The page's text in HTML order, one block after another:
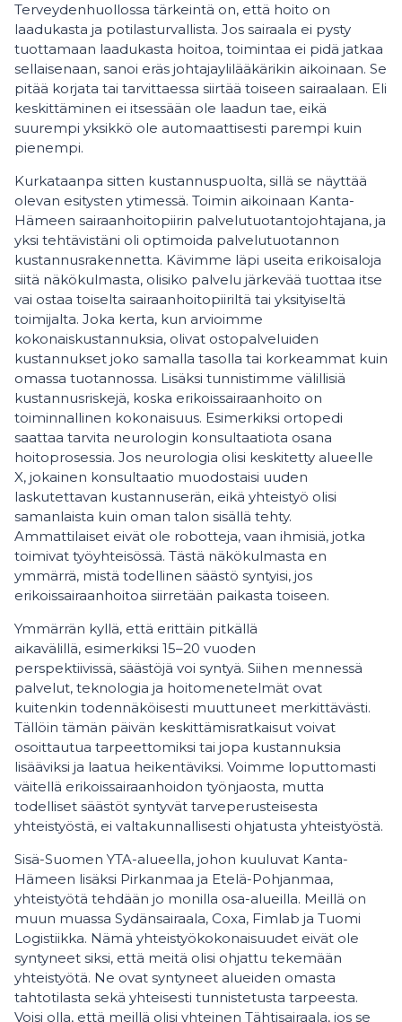
Terveydenhuollossa tärkeintä on, että hoito on
laadukasta ja potilasturvallista. Jos sairaala ei pysty
tuottamaan laadukasta hoitoa, toimintaa ei pidä jatkaa
sellaisenaan, sanoi eräs johtajaylilääkärikin aikoinaan. Se
pitää korjata tai tarvittaessa siirtää toiseen sairaalaan. Eli
keskittäminen ei itsessään ole laadun tae, eikä
suurempi yksikkö ole automaattisesti parempi kuin
pienempi.
Kurkataanpa sitten kustannuspuolta, sillä se näyttää
olevan esitysten ytimessä. Toimin aikoinaan Kanta-
Hämeen sairaanhoitopiirin palvelutuotantojohtajana, ja
yksi tehtävistäni oli optimoida palvelutuotannon
kustannusrakennetta. Kävimme läpi useita erikoisaloja
siitä näkökulmasta, olisiko palvelu järkevää tuottaa itse
vai ostaa toiselta sairaanhoitopiiriltä tai yksityiseltä
toimijalta. Joka kerta, kun arvioimme
kokonaiskustannuksia, olivat ostopalveluiden
kustannukset joko samalla tasolla tai korkeammat kuin
omassa tuotannossa. Lisäksi tunnistimme välillisiä
kustannusriskejä, koska erikoissairaanhoito on
toiminnallinen kokonaisuus. Esimerkiksi ortopedi
saattaa tarvita neurologin konsultaatiota osana
hoitoprosessia. Jos neurologia olisi keskitetty alueelle
X, jokainen konsultaatio muodostaisi uuden
laskutettavan kustannuserän, eikä yhteistyö olisi
samanlaista kuin oman talon sisällä tehty.
Ammattilaiset eivät ole robotteja, vaan ihmisiä, jotka
toimivat työyhteisössä. Tästä näkökulmasta en
ymmärrä, mistä todellinen säästö syntyisi, jos
erikoissairaanhoitoa siirretään paikasta toiseen.
Ymmärrän kyllä, että erittäin pitkällä
aikavälillä, esimerkiksi 15–20 vuoden
perspektiivissä, säästöjä voi syntyä. Siihen mennessä
palvelut, teknologia ja hoitomenetelmät ovat
kuitenkin todennäköisesti muuttuneet merkittävästi.
Tällöin tämän päivän keskittämisratkaisut voivat
osoittautua tarpeettomiksi tai jopa kustannuksia
lisääviksi ja laatua heikentäviksi. Voimme loputtomasti
väitellä erikoissairaanhoidon työnjaosta, mutta
todelliset säästöt syntyvät tarveperusteisesta
yhteistyöstä, ei valtakunnallisesti ohjatusta yhteistyöstä.
Sisä-Suomen YTA-alueella, johon kuuluvat Kanta-
Hämeen lisäksi Pirkanmaa ja Etelä-Pohjanmaa,
yhteistyötä tehdään jo monilla osa-alueilla. Meillä on
muun muassa Sydänsairaala, Coxa, Fimlab ja Tuomi
Logistiikka. Nämä yhteistyökokonaisuudet eivät ole
syntyneet siksi, että meitä olisi ohjattu tekemään
yhteistyötä. Ne ovat syntyneet alueiden omasta
tahtotilasta sekä yhteisesti tunnistetusta tarpeesta.
Voisi olla, että meillä olisi yhteinen Tähtisairaala, jos se